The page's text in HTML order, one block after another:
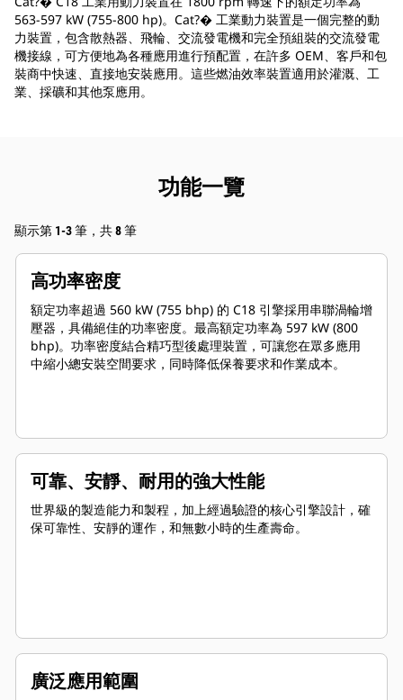
563-597 kW (755-800 hp)。Cat?� 工業動力裝置是一個完整的動
力裝置，包含散熱器、飛輪、交流發電機和完全預組裝的交流發電
機接線，可方便地為各種應用進行預配置，在許多 OEM、客戶和包
裝商中快速、直接地安裝應用。這些燃油效率裝置適用於灌溉、工
業、採礦和其他泵應用。
功能一覽
顯示第 1-3 筆，共 8 筆
高功率密度
額定功率超過 560 kW (755 bhp) 的 C18 引擎採用串聯渦輪增
壓器，具備絕佳的功率密度。最高額定功率為 597 kW (800
bhp)。功率密度結合精巧型後處理裝置，可讓您在眾多應用
中縮小總安裝空間要求，同時降低保養要求和作業成本。
可靠、安靜、耐用的強大性能
世界級的製造能力和製程，加上經過驗證的核心引擎設計，確
保可靠性、安靜的運作，和無數小時的生產壽命。
廣泛應用範圍